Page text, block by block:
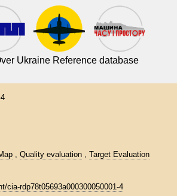
Ukraine Reference database
, Quality evaluation , Target Evaluation
cia-rdp78t05693a000300050001-4